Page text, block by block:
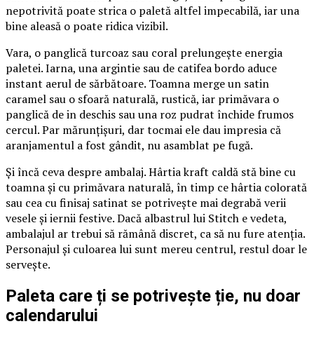
nepotrivită poate strica o paletă altfel impecabilă, iar una
bine aleasă o poate ridica vizibil.
Vara, o panglică turcoaz sau coral prelungește energia
paletei. Iarna, una argintie sau de catifea bordo aduce
instant aerul de sărbătoare. Toamna merge un satin
caramel sau o sfoară naturală, rustică, iar primăvara o
panglică de in deschis sau una roz pudrat închide frumos
cercul. Par mărunțișuri, dar tocmai ele dau impresia că
aranjamentul a fost gândit, nu asamblat pe fugă.
Și încă ceva despre ambalaj. Hârtia kraft caldă stă bine cu
toamna și cu primăvara naturală, în timp ce hârtia colorată
sau cea cu finisaj satinat se potrivește mai degrabă verii
vesele și iernii festive. Dacă albastrul lui Stitch e vedeta,
ambalajul ar trebui să rămână discret, ca să nu fure atenția.
Personajul și culoarea lui sunt mereu centrul, restul doar le
servește.
Paleta care ți se potrivește ție, nu doar
calendarului